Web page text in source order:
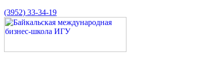
(3952) 33-34-19